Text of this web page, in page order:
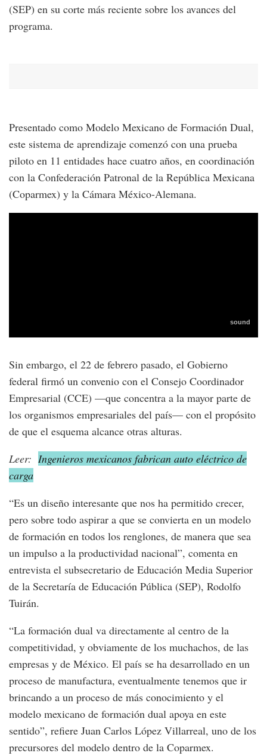
(SEP) en su corte más reciente sobre los avances del
programa.
Presentado como Modelo Mexicano de Formación Dual,
este sistema de aprendizaje comenzó con una prueba
piloto en 11 entidades hace cuatro años, en coordinación
con la Confederación Patronal de la República Mexicana
(Coparmex) y la Cámara México-Alemana.
Sin embargo, el 22 de febrero pasado, el Gobierno
federal firmó un convenio con el Consejo Coordinador
Empresarial (CCE) —que concentra a la mayor parte de
los organismos empresariales del país— con el propósito
de que el esquema alcance otras alturas.
Leer: Ingenieros mexicanos fabrican auto eléctrico de
carga
“Es un diseño interesante que nos ha permitido crecer,
pero sobre todo aspirar a que se convierta en un modelo
de formación en todos los renglones, de manera que sea
un impulso a la productividad nacional”, comenta en
entrevista el subsecretario de Educación Media Superior
de la Secretaría de Educación Pública (SEP), Rodolfo
Tuirán.
“La formación dual va directamente al centro de la
competitividad, y obviamente de los muchachos, de las
empresas y de México. El país se ha desarrollado en un
proceso de manufactura, eventualmente tenemos que ir
brincando a un proceso de más conocimiento y el
modelo mexicano de formación dual apoya en este
sentido”, refiere Juan Carlos López Villarreal, uno de los
precursores del modelo dentro de la Coparmex.